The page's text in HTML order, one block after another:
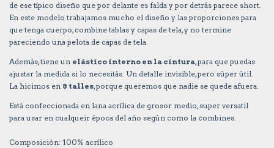
de ese típico diseño que por delante es falda y por detrás parece short.
En este modelo trabajamos mucho el diseño y las proporciones para
que tenga cuerpo, combine tablas y capas de tela, y no termine
pareciendo una pelota de capas de tela.
Además, tiene un elástico interno en la cintura, para que puedas
ajustar la medida si lo necesitás. Un detalle invisible, pero súper útil.
La hicimos en 8 talles, porque queremos que nadie se quede afuera.
Está confeccionada en lana acrílica de grosor medio, super versatil
para usar en cualqueir época del año según como la combines.
Composición: 100% acrílico